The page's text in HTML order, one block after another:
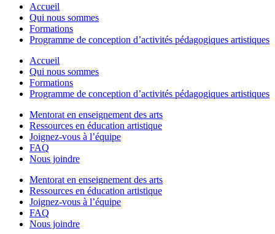
Accueil
Qui nous sommes
Formations
Programme de conception d’activités pédagogiques artistiques
Accueil
Qui nous sommes
Formations
Programme de conception d’activités pédagogiques artistiques
Mentorat en enseignement des arts
Ressources en éducation artistique
Joignez-vous à l’équipe
FAQ
Nous joindre
Mentorat en enseignement des arts
Ressources en éducation artistique
Joignez-vous à l’équipe
FAQ
Nous joindre